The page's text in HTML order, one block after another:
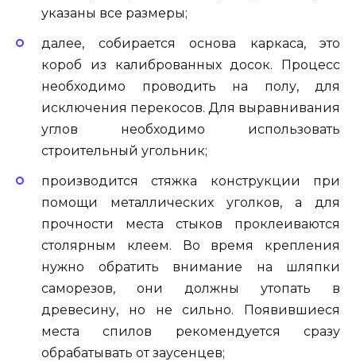
указаны все размеры;
далее, собирается основа каркаса, это
короб из калиброванных досок. Процесс
необходимо проводить на полу, для
исключения перекосов. Для выравнивания
углов необходимо использовать
строительный угольник;
производится стяжка конструкции при
помощи металлических уголков, а для
прочности места стыков проклеиваются
столярным клеем. Во время крепления
нужно обратить внимание на шляпки
саморезов, они должны утопать в
древесину, но не сильно. Появившиеся
места спилов рекомендуется сразу
обрабатывать от заусенцев;